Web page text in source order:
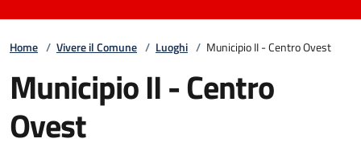
Home / Vivere il Comune / Luoghi / Municipio II - Centro Ovest
Municipio II - Centro
Ovest